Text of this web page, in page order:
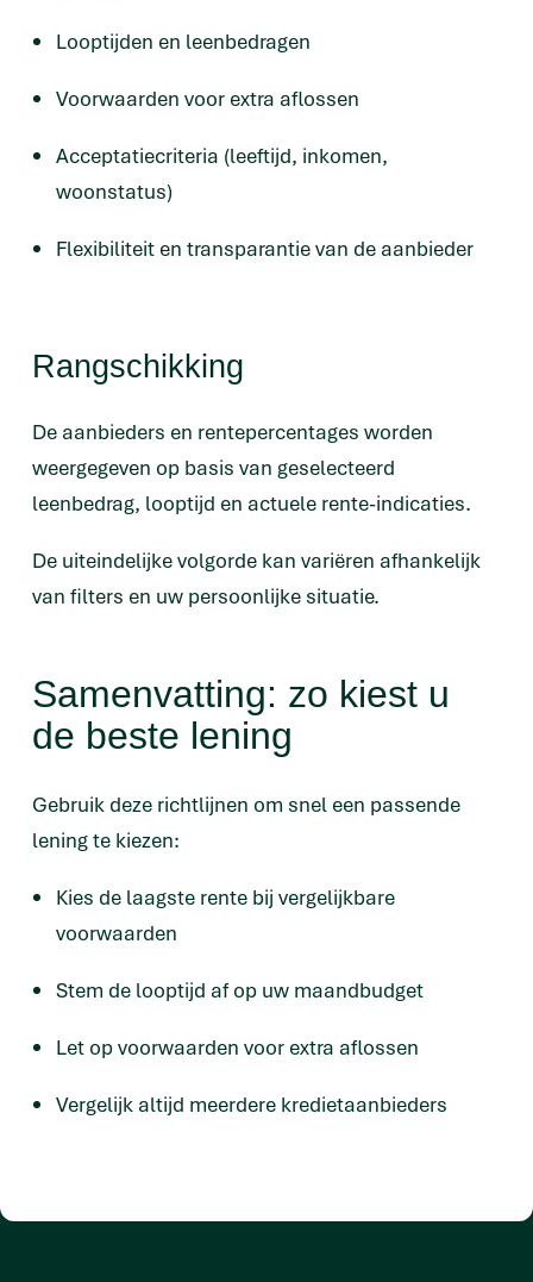
Looptijden en leenbedragen
Voorwaarden voor extra aflossen
Acceptatiecriteria (leeftijd, inkomen,
woonstatus)
Flexibiliteit en transparantie van de aanbieder
Rangschikking
De aanbieders en rentepercentages worden
weergegeven op basis van geselecteerd
leenbedrag, looptijd en actuele rente-indicaties.
De uiteindelijke volgorde kan variëren afhankelijk
van filters en uw persoonlijke situatie.
Samenvatting: zo kiest u
de beste lening
Gebruik deze richtlijnen om snel een passende
lening te kiezen:
Kies de laagste rente bij vergelijkbare
voorwaarden
Stem de looptijd af op uw maandbudget
Let op voorwaarden voor extra aflossen
Vergelijk altijd meerdere kredietaanbieders